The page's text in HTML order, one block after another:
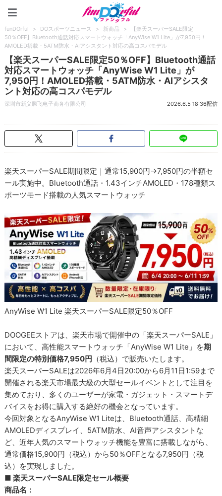
funDOrful > DOスポーツニュース > 新商品 >
【楽天スーパーSALE限定
50％OFF】Bluetooth通話対応スマートウォッチ「AnyWise W1 Lite」が7,950円！
AMOLED搭載・5ATM防水・AIアシスタント対応の高コスパモデル
【楽天スーパーSALE限定50％OFF】Bluetooth通話
対応スマートウォッチ「AnyWise W1 Lite」が
7,950円！AMOLED搭載・5ATM防水・AIアシスタ
ント対応の高コスパモデル
深圳市新义腾飞电子商务有限公司 2026.6.5 18:36配信
楽天スーパーSALE期間限定｜通常15,900円→7,950円の半額セ
ール実施中。Bluetooth通話・1.43インチAMOLED・178種類ス
ポーツモード搭載の人気スマートウォッチ
AnyWise W1 Lite 楽天スーパーSALE限定50％OFF
DOOGEEストアは、楽天市場で開催中の「楽天スーパーSALE」
において、高性能スマートウォッチ「AnyWise W1 Lite」を期
間限定の特別価格7,950円 （税込）で販売いたします。
楽天スーパーSALEは2026年6月4日20:00から6月11日1:59まで
開催される楽天市場最大級の大型セールイベントとして注目を
集めており、多くのユーザーが家電・ガジェット・スマートデ
バイスをお得に購入する絶好の機会となっています。
今回対象となるAnyWise W1 Liteは、Bluetooth通話、高精細
AMOLEDディスプレイ、5ATM防水、AI音声アシスタントな
ど、近年人気のスマートウォッチ機能を豊富に搭載しながら、
通常価格15,900円（税込）から50％OFFとなる7,950円（税
込）を実現しました。
■ 楽天スーパーSALE限定セール概要
商品名：